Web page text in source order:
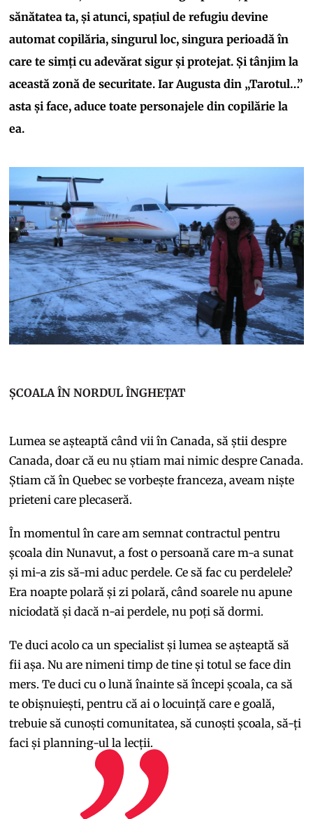
sănătatea ta, și atunci, spațiul de refugiu devine
automat copilăria, singurul loc, singura perioadă în
care te simți cu adevărat sigur și protejat. Și tânjim la
această zonă de securitate. Iar Augusta din „Tarotul…”
asta și face, aduce toate personajele din copilărie la
ea.
ȘCOALA ÎN NORDUL ÎNGHEȚAT
Lumea se așteaptă când vii în Canada, să știi despre
Canada, doar că eu nu știam mai nimic despre Canada.
Știam că în Quebec se vorbește franceza, aveam niște
prieteni care plecaseră.
În momentul în care am semnat contractul pentru
școala din Nunavut, a fost o persoană care m-a sunat
și mi-a zis să-mi aduc perdele. Ce să fac cu perdelele?
Era noapte polară și zi polară, când soarele nu apune
niciodată și dacă n-ai perdele, nu poți să dormi.
Te duci acolo ca un specialist și lumea se așteaptă să
fii așa. Nu are nimeni timp de tine și totul se face din
mers. Te duci cu o lună înainte să începi școala, ca să
te obișnuiești, pentru că ai o locuință care e goală,
trebuie să cunoști comunitatea, să cunoști școala, să-ți
faci și planning-ul la lecții.